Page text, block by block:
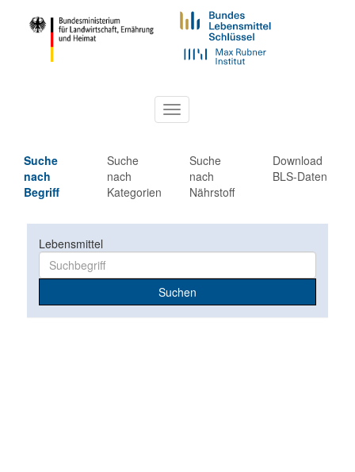
Toggle
navigation
Suche
nach
Begriff
Suche
nach
Kategorien
Suche
nach
Nährstoff
Download
BLS-Daten
Lebensmittel
Suchen